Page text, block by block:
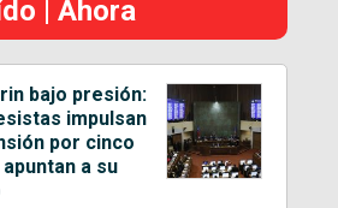
| Ahora
bajo presión:
impulsan
por cinco
a su